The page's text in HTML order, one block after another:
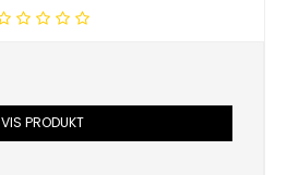
VIS PRODUKT